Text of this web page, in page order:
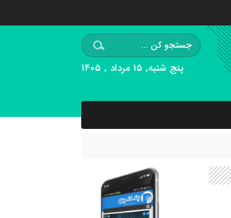
پنج شنبه, ۱۵ مرداد , ۱۴۰۵